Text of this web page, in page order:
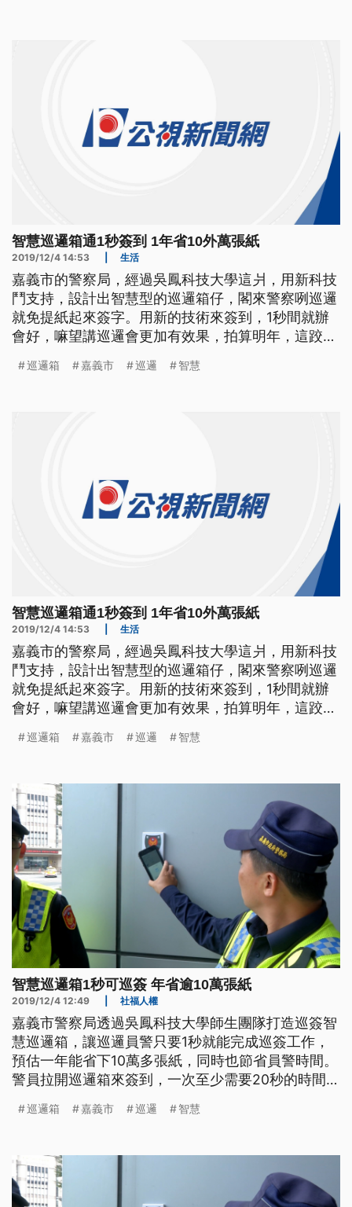
智慧巡邏箱通1秒簽到 1年省10外萬張紙
2019/12/4 14:53 生活
嘉義市的警察局，經過吳鳳科技大學這爿，用新科技
鬥支持，設計出智慧型的巡邏箱仔，閣來警察咧巡邏
就免提紙起來簽字。用新的技術來簽到，1秒間就辦
會好，嘛望講巡邏會更加有效果，拍算明年，這跤智
開巡邏箱來簽到，一次至少需要20秒的時間，但是透
巡邏箱 嘉義市 巡邏 智慧
智慧巡邏箱通1秒簽到 1年省10外萬張紙
2019/12/4 14:53 生活
嘉義市的警察局，經過吳鳳科技大學這爿，用新科技
鬥支持，設計出智慧型的巡邏箱仔，閣來警察咧巡邏
就免提紙起來簽字。用新的技術來簽到，1秒間就辦
會好，嘛望講巡邏會更加有效果，拍算明年，這跤智
開巡邏箱來簽到，一次至少需要20秒的時間，但是透
簽的效率，一年還可以節省10萬5000張的巡邏箱用
紙。 ==嘉義市北門派出
巡邏箱 嘉義市 巡邏 智慧
智慧巡邏箱1秒可巡簽 年省逾10萬張紙
2019/12/4 12:49 社福人權
嘉義市警察局透過吳鳳科技大學師生團隊打造巡簽智
慧巡邏箱，讓巡邏員警只要1秒就能完成巡簽工作，
預估一年能省下10萬多張紙，同時也節省員警時間。
警員拉開巡邏箱來簽到，一次至少需要20秒的時間，
警員巡簽的效率，一年還可以節省10萬5000張的巡
「遇到雨天，那個巡邏簽章表容易淋濕，簽巡上很不
方便。那個紙會糊掉。現
巡邏箱 嘉義市 巡邏 智慧